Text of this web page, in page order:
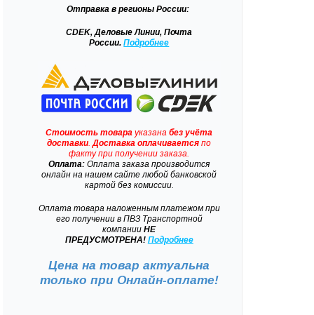
Отправка в регионы России:
CDEK, Деловые Линии, Почта
России.Подробнее
Стоимость товара указанабез учёта
доставки .Доставка оплачивается по
факту при получении заказа.
Оплата: Оплата заказа производится
онлайн на нашем сайте любой банковской
картой без комиссии.
Оплата товара наложенным платежом при
его получении в ПВЗ Транспортной
компании НЕ
ПРЕДУСМОТРЕНА! Подробнее
Цена на товар актуальна
только при Онлайн-оплате!